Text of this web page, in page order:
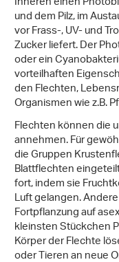
und dem Pilz, im
vor Frass-, UV- und
Zucker liefert. Der
oder ein
vorteilhaften
den Flechten,
Organismen wie z.B.
Flechten können die
annehmen. Für
die Gruppen
Blattflechten
fort, indem sie
Luft gelangen.
Fortpflanzung auf
kleinsten Stückchen
Körper der Flechte
oder Tieren an neue